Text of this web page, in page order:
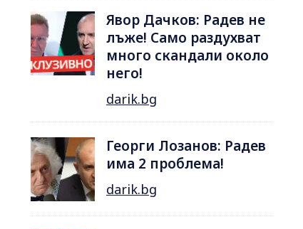
Явор Дачков: Радев не
лъже! Само раздухват
много скандали около
него!
darik.bg
Георги Лозанов: Радев
има 2 проблема!
darik.bg